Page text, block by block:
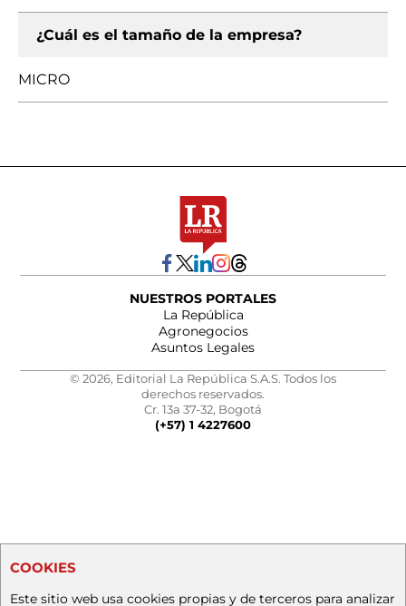
¿Cuál es el tamaño de la empresa?
MICRO
NUESTROS PORTALES
La República
Agronegocios
Asuntos Legales
© 2026, Editorial La República S.A.S. Todos los
derechos reservados.
Cr. 13a 37-32, Bogotá
(+57) 1 4227600
COOKIES
Este sitio web usa cookies propias y de terceros para analizar